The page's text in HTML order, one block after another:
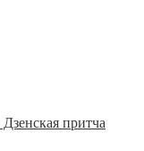
притча